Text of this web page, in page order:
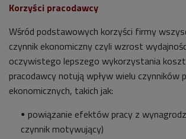
Korzyści pracodawcy
Wśród podstawowych korzyści firmy
czynnik ekonomiczny czyli wzrost
oczywistego lepszego wykorzystania
pracodawcy notują wpływ wielu czynników
ekonomicznych, takich jak:
powiązanie efektów pracy z
czynnik motywujący)